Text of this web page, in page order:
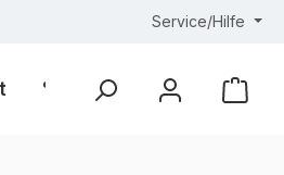
Service/Hilfe
% Outlet %